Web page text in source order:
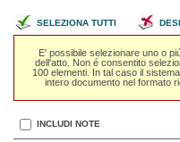
SELEZIONA TUTTI
E' possibile selezionare uno o
dell'atto. Non é consentito
100 elementi. In tal caso il
intero documento nel formato
INCLUDI NOTE